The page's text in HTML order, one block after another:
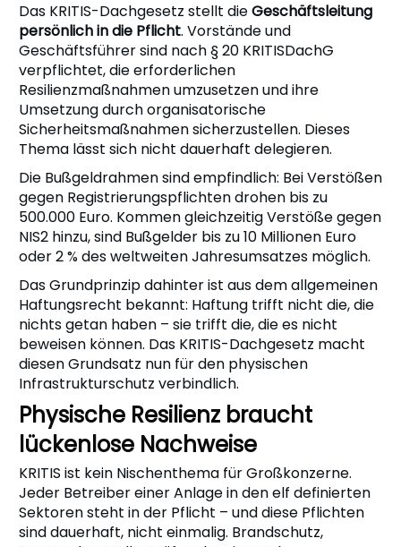
Das KRITIS-Dachgesetz stellt dieGeschäftsleitung
persönlich in die Pflicht. Vorstände und
Geschäftsführer sind nach § 20 KRITISDachG
verpflichtet, die erforderlichen
Resilienzmaßnahmen umzusetzen und ihre
Umsetzung durch organisatorische
Sicherheitsmaßnahmen sicherzustellen. Dieses
Thema lässt sich nicht dauerhaft delegieren.
Die Bußgeldrahmen sind empfindlich: Bei Verstößen
gegen Registrierungspflichten drohen bis zu
500.000 Euro. Kommen gleichzeitig Verstöße gegen
NIS2 hinzu, sind Bußgelder bis zu 10 Millionen Euro
oder 2 % des weltweiten Jahresumsatzes möglich.
Das Grundprinzip dahinter ist aus dem allgemeinen
Haftungsrecht bekannt: Haftung trifft nicht die, die
nichts getan haben – sie trifft die, die es nicht
beweisen können. Das KRITIS-Dachgesetz macht
diesen Grundsatz nun für den physischen
Infrastrukturschutz verbindlich.
Physische Resilienz braucht
lückenlose Nachweise
KRITIS ist kein Nischenthema für Großkonzerne.
Jeder Betreiber einer Anlage in den elf definierten
Sektoren steht in der Pflicht – und diese Pflichten
sind dauerhaft, nicht einmalig. Brandschutz,